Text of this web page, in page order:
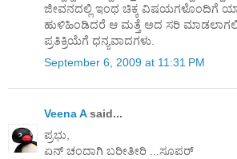
ಜೀವನದಲ್ಲಿ ಇಂಥ ಚಿಕ್ಕ ವಿಷಯಗಳೊಂದಿಗೆ
ಹುಳಿಹಿಂಡಿದರೆ ಆ ಮತ್ತೆ ಅದ ಸರಿ
ಪ್ರತಿಕ್ರಿಯೆಗೆ ಧನ್ಯವಾದಗಳು.
September 6, 2009 at 11:31 PM
Veena Asaid...
ಪ್ರಭು,
ಏನ್ ಚಂದಾಗಿ ಬರೀತೀರಿ ...ಸೂಪರ್